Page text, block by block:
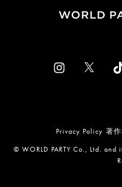
Privacy Policy 著
© WORLD PARTY Co., Ltd.